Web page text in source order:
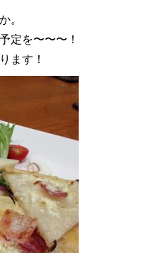
。
定を〜〜〜！
ます！